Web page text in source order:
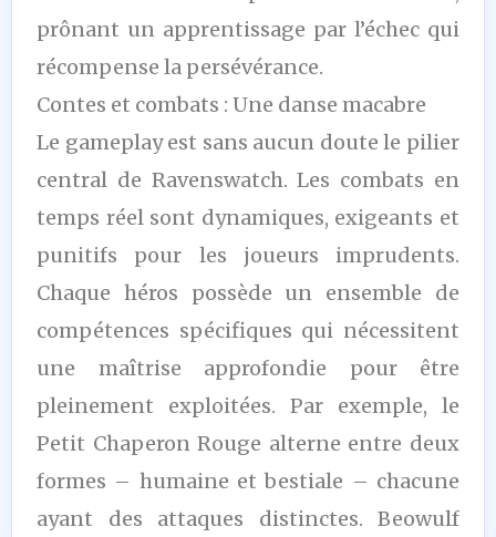
prônant un apprentissage par l’échec qui
récompense la persévérance.
Contes et combats : Une danse macabre
Le gameplay est sans aucun doute le pilier
central de Ravenswatch. Les combats en
temps réel sont dynamiques, exigeants et
punitifs pour les joueurs imprudents.
Chaque héros possède un ensemble de
compétences spécifiques qui nécessitent
une maîtrise approfondie pour être
pleinement exploitées. Par exemple, le
Petit Chaperon Rouge alterne entre deux
formes – humaine et bestiale – chacune
ayant des attaques distinctes. Beowulf